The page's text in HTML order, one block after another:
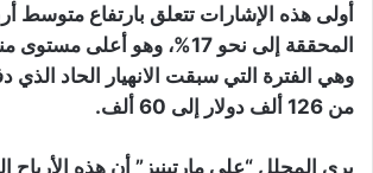
أولى هذه الإشارات تتعلق بارتفاع متوسط
وهي الفترة التي سبقت الانهيار الحاد الذي
من 126 ألف دولار إلى 60 ألف.
يرى المحلل “علي مارتينيز” أن هذه الأرباح